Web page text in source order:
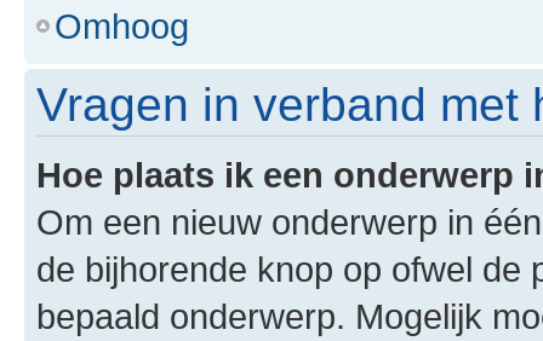
Omhoog
Vragen in verband met
Hoe plaats ik een onderwerp
Om een nieuw onderwerp in
de bijhorende knop op ofwel de
bepaald onderwerp. Mogelijk